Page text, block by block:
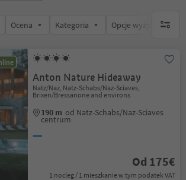
Ocena Kategoria Opcje wyżywieniabrak
Anton Nature Hideaway
Natz/Naz, Natz-Schabs/Naz-Sciaves,
Brixen/Bressanone and environs
190 m od Natz-Schabs/Naz-Sciaves
centrum
Od 175€
1 nocleg / 1 mieszkanie w tym podatek VAT